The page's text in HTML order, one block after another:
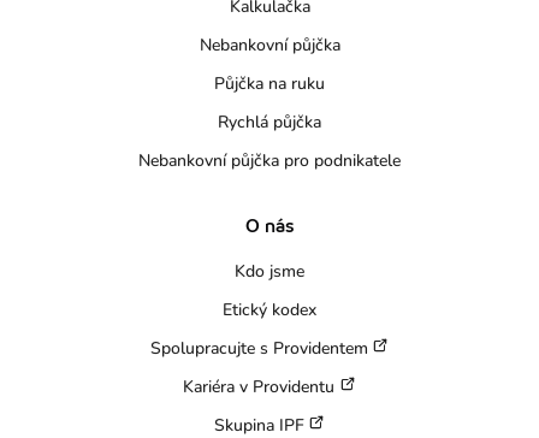
Kalkulačka
Nebankovní půjčka
Půjčka na ruku
Rychlá půjčka
Nebankovní půjčka pro podnikatele
O nás
Kdo jsme
Etický kodex
Spolupracujte s Providentem
Kariéra v Providentu
Skupina IPF